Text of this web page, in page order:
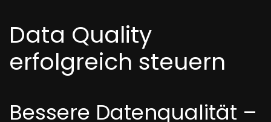
Data Quality
erfolgreich steuern
Bessere Datenqualität –